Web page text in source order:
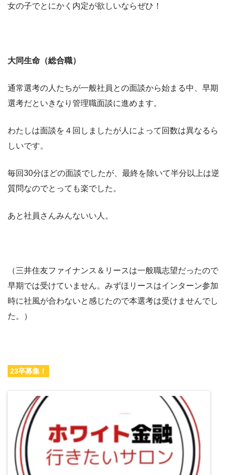
女の子でとにかく内定が欲しいならぜひ！
大同生命（総合職）
通常選考の人たちが一般社員との面談から始まる中、早期
選考だといきなり管理職面談に進めます。
わたしは面談を４回しましたが人によって回数は異なるら
しいです。
毎回30分ほどの面談でしたが、最終を除いて半分以上は逆
質問なのでとっても楽でした。
あと社員さんみんないい人。
（三井住友ファイナンス＆リースは一般職志望だったので
早期では受けていません。みずほリースはインターン参加
時に社風が合わないと感じたので本選考は受けませんでし
た。）
23卒募集！